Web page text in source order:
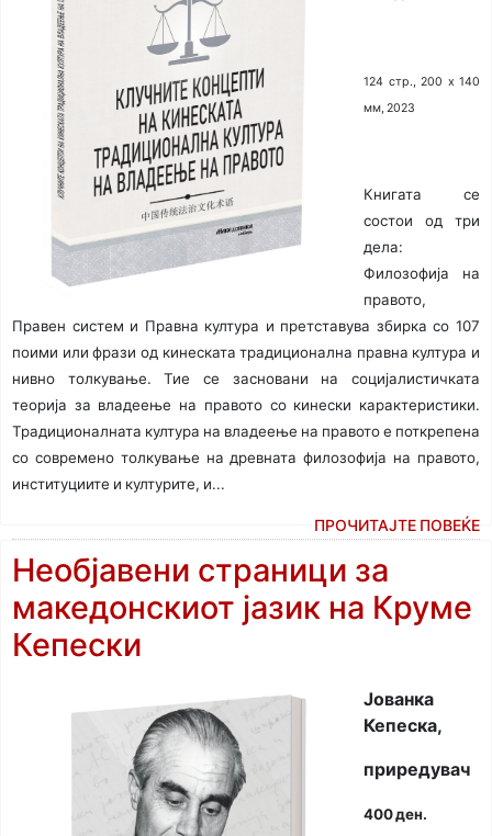
124 стр., 200 х 140
мм, 2023
Книгата се
состои од три
дела:
Филозофија на
правото,
Правен систем и Правна култура и претставува збирка со 107
поими или фрази од кинеската традиционална правна култура и
нивно толкување. Тие се засновани на социјалистичката
теорија за владеење на правото со кинески карактеристики.
Традиционалната култура на владеење на правото е поткрепена
со современо толкување на древната филозофија на правото,
институциите и културите, и...
ПРОЧИТАЈТЕ ПОВЕЌЕ
Необјавени страници за
македонскиот јазик на Круме
Кепески
Јованка
Кепеска,
приредувач
400 ден.